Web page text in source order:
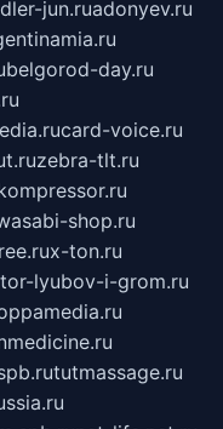
jun.ruadonyev.ru
belgorod-day.ru
card-voice.ru
zebra-tlt.ru
shop.ru
x-ton.ru
tor-lyubov-i-grom.ru
tutmassage.ru